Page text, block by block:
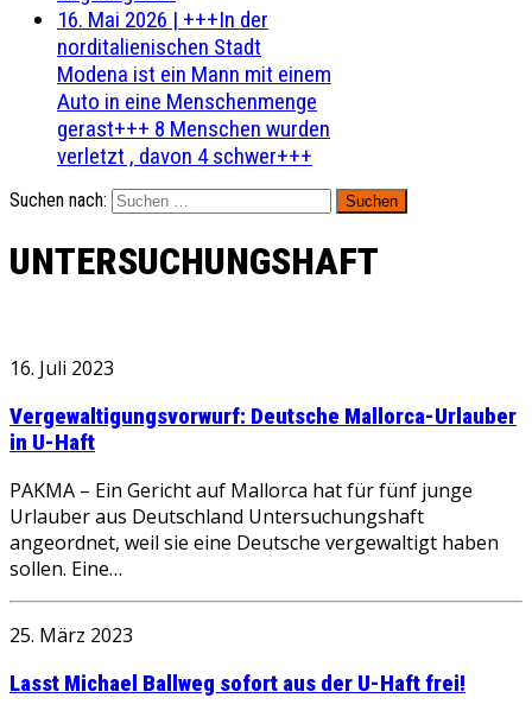
16. Mai 2026 | +++In der
norditalienischen Stadt
Modena ist ein Mann mit einem
Auto in eine Menschenmenge
gerast+++ 8 Menschen wurden
verletzt , davon 4 schwer+++
Suchen nach:
UNTERSUCHUNGSHAFT
16. Juli 2023
Vergewaltigungsvorwurf: Deutsche Mallorca-Urlauber
in U-Haft
PAKMA – Ein Gericht auf Mallorca hat für fünf junge
Urlauber aus Deutschland Untersuchungshaft
angeordnet, weil sie eine Deutsche vergewaltigt haben
sollen. Eine…
25. März 2023
Lasst Michael Ballweg sofort aus der U-Haft frei!